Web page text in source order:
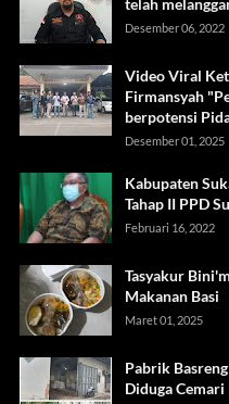
telah
Desember 06, 2022
Video Viral
Firmansyah
berpotensi
Desember 01, 2025
Kabupaten
Tahap II PPD
Februari 16, 2022
Tasyakur
Makanan Basi
Maret 01, 2025
Pabrik
Diduga